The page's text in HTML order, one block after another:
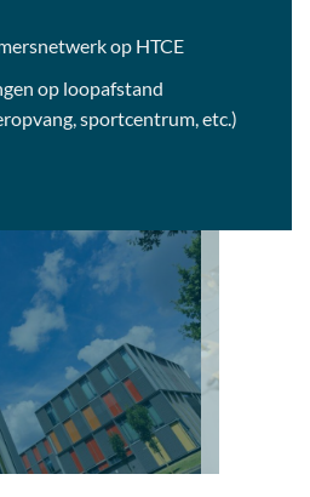
op HTCE
op loopafstand
sportcentrum, etc.)